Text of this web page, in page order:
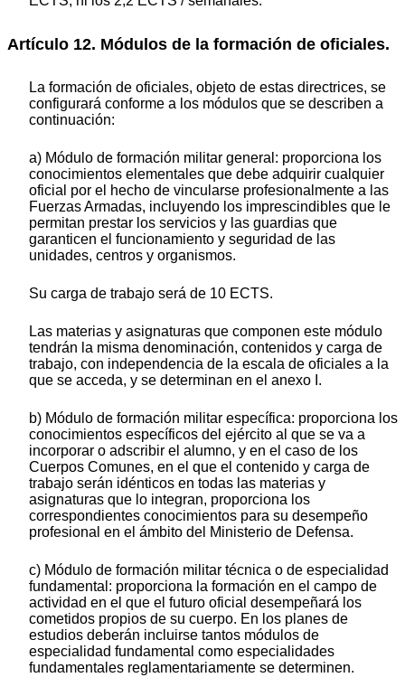
Artículo 12. Módulos de la formación de oficiales.
La formación de oficiales, objeto de estas directrices, se
configurará conforme a los módulos que se describen a
continuación:
a) Módulo de formación militar general: proporciona los
conocimientos elementales que debe adquirir cualquier
oficial por el hecho de vincularse profesionalmente a las
Fuerzas Armadas, incluyendo los imprescindibles que le
permitan prestar los servicios y las guardias que
garanticen el funcionamiento y seguridad de las
unidades, centros y organismos.
Su carga de trabajo será de 10 ECTS.
Las materias y asignaturas que componen este módulo
tendrán la misma denominación, contenidos y carga de
trabajo, con independencia de la escala de oficiales a la
que se acceda, y se determinan en el anexo I.
b) Módulo de formación militar específica: proporciona los
conocimientos específicos del ejército al que se va a
incorporar o adscribir el alumno, y en el caso de los
Cuerpos Comunes, en el que el contenido y carga de
trabajo serán idénticos en todas las materias y
asignaturas que lo integran, proporciona los
correspondientes conocimientos para su desempeño
profesional en el ámbito del Ministerio de Defensa.
c) Módulo de formación militar técnica o de especialidad
fundamental: proporciona la formación en el campo de
actividad en el que el futuro oficial desempeñará los
cometidos propios de su cuerpo. En los planes de
estudios deberán incluirse tantos módulos de
especialidad fundamental como especialidades
fundamentales reglamentariamente se determinen.